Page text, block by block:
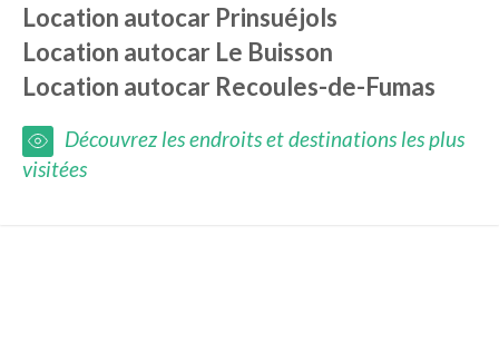
Location autocar Prinsuéjols
Location autocar Le Buisson
Location autocar Recoules-de-Fumas
Découvrez les endroits et destinations les plus
visitées